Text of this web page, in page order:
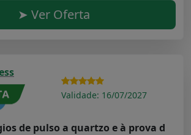
➤ Ver Oferta
Validade: 16/07/2027
de pulso a quartzo e à prova d